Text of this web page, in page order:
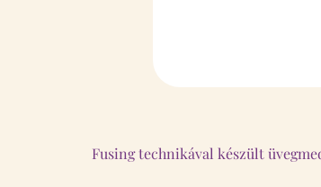
Fusing technikával készült